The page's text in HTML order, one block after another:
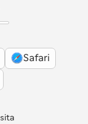
Safari